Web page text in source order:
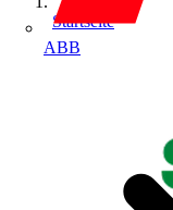
ABB
Startseite